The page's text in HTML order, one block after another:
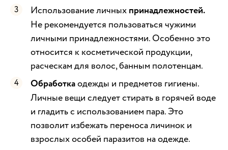
Использование личных принадлежностей.
Не рекомендуется пользоваться чужими
личными принадлежностями. Особенно это
относится к косметической продукции,
расческам для волос, банным полотенцам.
Обработкаодежды и предметов гигиены.
Личные вещи следует стирать в горячей воде
и гладить с использованием пара. Это
позволит избежать переноса личинок и
взрослых особей паразитов на одежде.